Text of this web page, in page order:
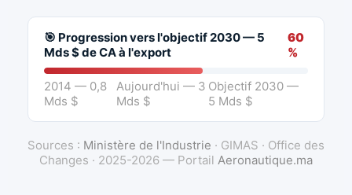
🎯 Progression vers l'objectif 2030 — 5
Mds $ de CA à l'export
60
%
2014 — 0,8
Mds $
Aujourd'hui — 3
Mds $
Objectif 2030 —
5 Mds $
Sources : Ministère de l'Industrie · GIMAS · Office des
Changes · 2025-2026 — Portail Aeronautique.ma